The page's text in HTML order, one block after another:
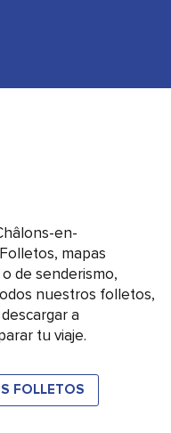
en-
mapas
de senderismo,
nuestros folletos,
a
tu viaje.
FOLLETOS